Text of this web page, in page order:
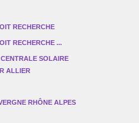
RECHERCHE
RECHERCHE ...
SOLAIRE
ALLIER
RHÔNE ALPES